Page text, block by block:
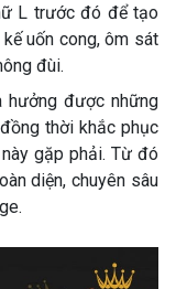
L trước đó để tạo
uốn cong, ôm sát
đùi.
hưởng được những
thời khắc phục
gặp phải. Từ đó
diện, chuyên sâu